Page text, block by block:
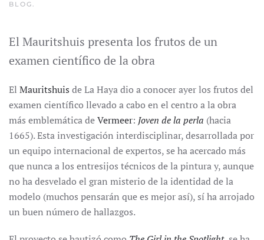
BLOG.
El Mauritshuis presenta los frutos de un
examen científico de la obra
El Mauritshuis de La Haya dio a conocer ayer los frutos del
examen científico llevado a cabo en el centro a la obra
más emblemática deVermeer: Joven de la perla (hacia
1665). Esta investigación interdisciplinar, desarrollada por
un equipo internacional de expertos, se ha acercado más
que nunca a los entresijos técnicos de la pintura y, aunque
no ha desvelado el gran misterio de la identidad de la
modelo (muchos pensarán que es mejor así), sí ha arrojado
un buen número de hallazgos.